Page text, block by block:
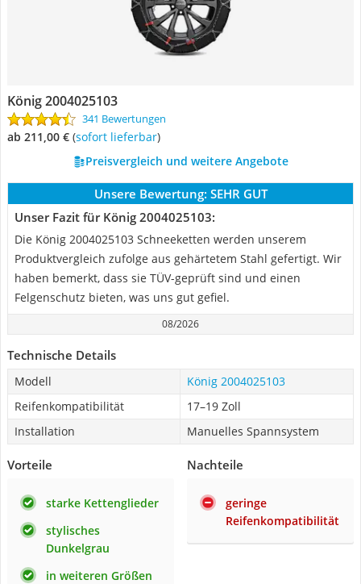
König 2004025103
341 Bewertungen
ab 211,00 € ( Sofort lieferbar)
Preisvergleich und weitere Angebote
Unsere Bewertung: SEHR GUT
Unser Fazit für König 2004025103:
Die König 2004025103 Schneeketten werden unserem
Produktvergleich zufolge aus gehärtetem Stahl gefertigt. Wir
haben bemerkt, dass sie TÜV-geprüft sind und einen
Felgenschutz bieten, was uns gut gefiel.
08/2026
Technische Details
Modell
König 2004025103
Reifenkompatibilität
17–19 Zoll
Installation
Manuelles Spannsystem
Vorteile
starke Kettenglieder
stylisches
Dunkelgrau
in weiteren Größen
Nachteile
geringe
Reifenkompatibilität